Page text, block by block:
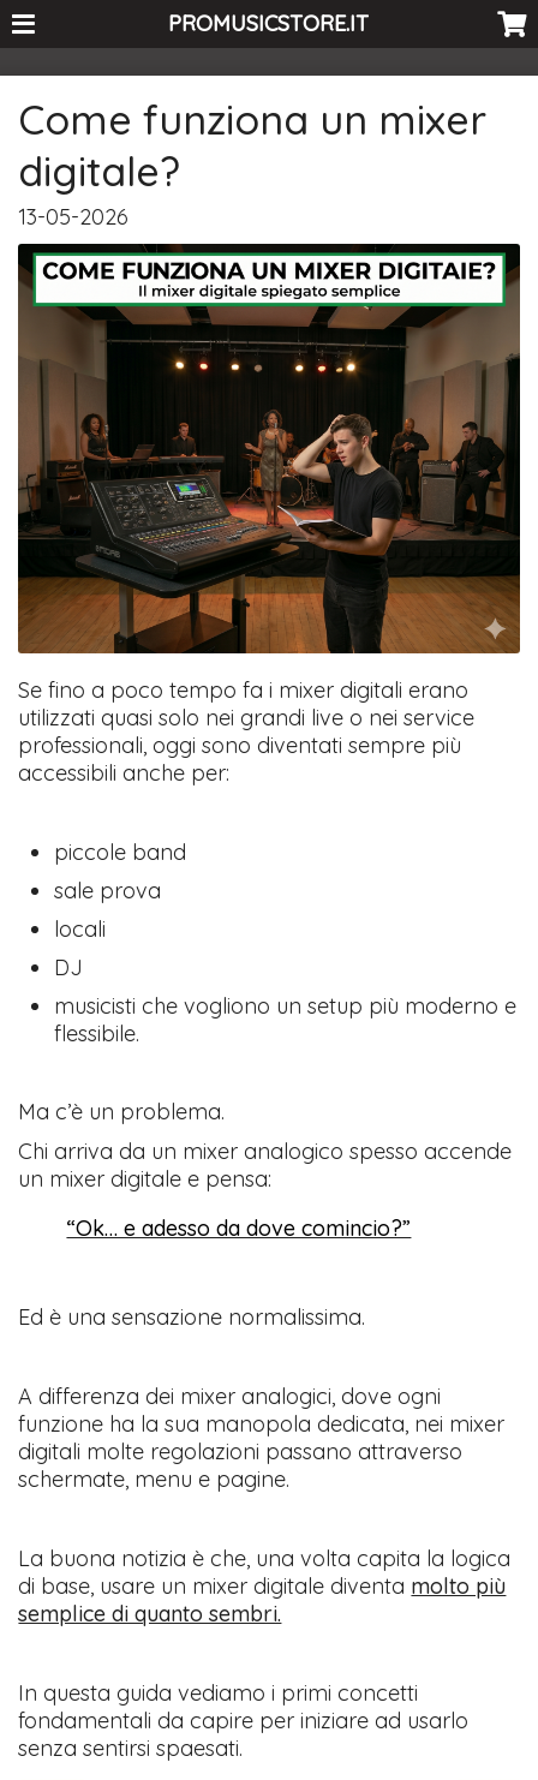
<-- Curio's GSC -->PROMUSICSTORE.IT
Come funziona un mixer
digitale?
13-05-2026
Se fino a poco tempo fa i mixer digitali erano
utilizzati quasi solo nei grandi live o nei service
professionali, oggi sono diventati sempre più
accessibili anche per:
piccole band
sale prova
locali
DJ
musicisti che vogliono un setup più moderno e
flessibile.
Ma c’è un problema.
Chi arriva da un mixer analogico spesso accende
un mixer digitale e pensa:
“Ok… e adesso da dove comincio?”
Ed è una sensazione normalissima.
A differenza dei mixer analogici, dove ogni
funzione ha la sua manopola dedicata, nei mixer
digitali molte regolazioni passano attraverso
schermate, menu e pagine.
La buona notizia è che, una volta capita la logica
di base, usare un mixer digitale diventa molto più
semplice di quanto sembri.
In questa guida vediamo i primi concetti
fondamentali da capire per iniziare ad usarlo
senza sentirsi spaesati.